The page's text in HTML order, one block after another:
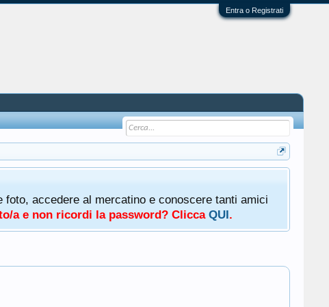
Entra o Registrati
accedere al mercatino e conoscere tanti amici
a e non ricordi la password? Clicca QUI.